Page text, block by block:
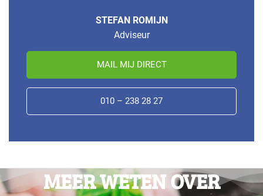
STEFAN ROMIJN
Adviseur
MAIL MIJ DIRECT
010 – 238 28 27
MEER WETEN OVER